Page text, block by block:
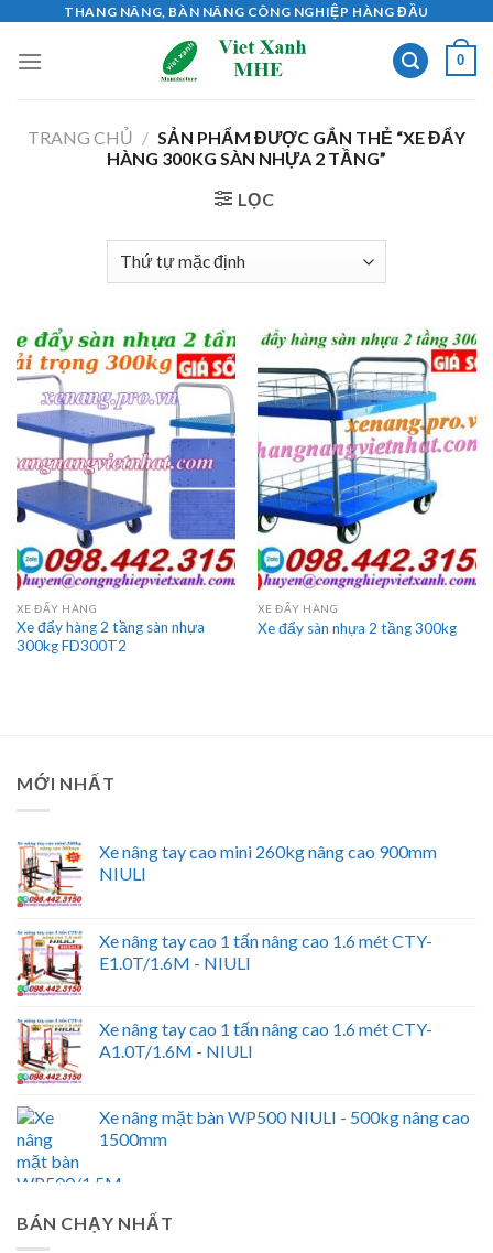
content
THANG NÂNG, BÀN NÂNG CÔNG NGHIỆP HÀNG ĐẦU
0
TRANG CHỦ / SẢN PHẨM ĐƯỢC GẮN THẺ “XE ĐẨY
HÀNG 300KG SÀN NHỰA 2 TẦNG”
LỌC
XE ĐẨY HÀNG
Xe đẩy hàng 2 tầng sàn nhựa
300kg FD300T2
XE ĐẨY HÀNG
Xe đẩy sàn nhựa 2 tầng 300kg
MỚI NHẤT
Xe nâng tay cao mini 260kg nâng cao 900mm
NIULI
Xe nâng tay cao 1 tấn nâng cao 1.6 mét CTY-
E1.0T/1.6M - NIULI
Xe nâng tay cao 1 tấn nâng cao 1.6 mét CTY-
A1.0T/1.6M - NIULI
Xe nâng mặt bàn WP500 NIULI - 500kg nâng cao
1500mm
BÁN CHẠY NHẤT